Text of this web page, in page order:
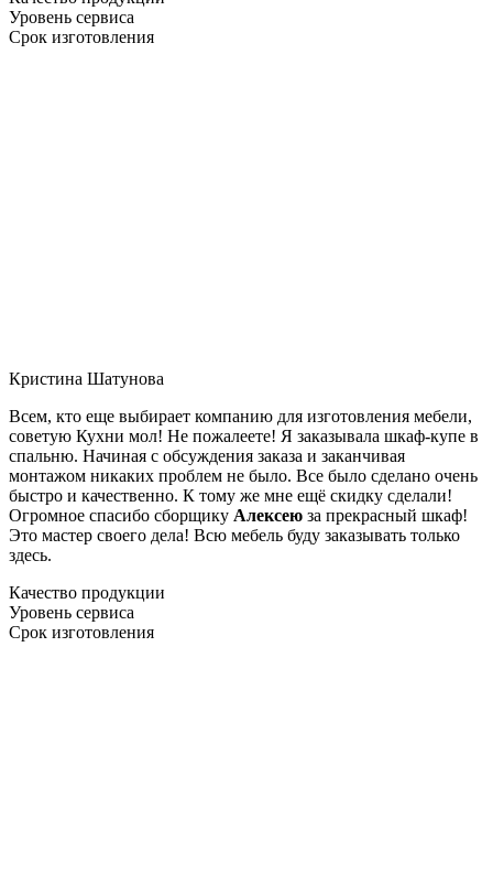
Уровень сервиса
Срок изготовления
Кристина Шатунова
Всем, кто еще выбирает компанию для изготовления мебели,
советую Кухни мол! Не пожалеете! Я заказывала шкаф-купе в
спальню. Начиная с обсуждения заказа и заканчивая
монтажом никаких проблем не было. Все было сделано очень
быстро и качественно. К тому же мне ещё скидку сделали!
Огромное спасибо сборщику Алексею за прекрасный шкаф!
Это мастер своего дела! Всю мебель буду заказывать только
здесь.
Качество продукции
Уровень сервиса
Срок изготовления